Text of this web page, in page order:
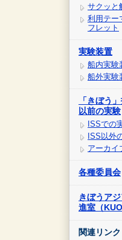
サクッと
利用テー
フレット
実験装置
船内実験
船外実験
「きぼう
以前の実験
ISSでの
ISS以外
アーカイ
各種委員会
きぼうア
進室（
関連リンク